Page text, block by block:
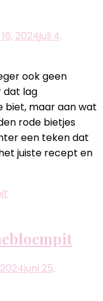
2024juli 4,
ook geen
dat lag
biet, maar aan wat
rode bietjes
een teken dat
juiste recept en
juni 25,